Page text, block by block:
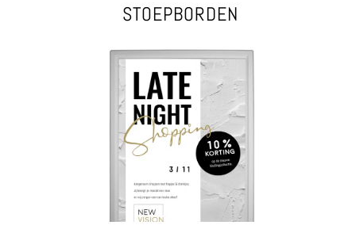
STOEPBORDEN
STOEPBORDEN
Keuze uit verschillende modellen | met of zonder watertank |
met of zonder wielen | alluminium kliksysteem | waterdicht
VRAAG EEN OFFERTE